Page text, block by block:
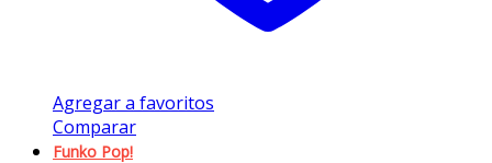
Agregar a favoritos
Comparar
Funko Pop!